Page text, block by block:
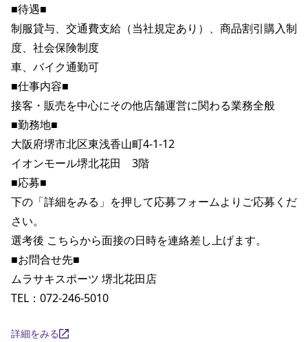
■待遇■
制服貸与、交通費支給（当社規定あり）、商品割引購入制
度、社会保険制度
車、バイク通勤可
■仕事内容■
接客・販売を中心にその他店舗運営に関わる業務全般
■勤務地■
大阪府堺市北区東浅香山町4-1-12
イオンモール堺北花田　3階
■応募■
下の「詳細をみる」を押して応募フォームよりご応募くだ
さい。
選考後 こちらから面接の日時を連絡差し上げます。
■お問合せ先■
ムラサキスポーツ 堺北花田店
TEL：072-246-5010
詳細をみる